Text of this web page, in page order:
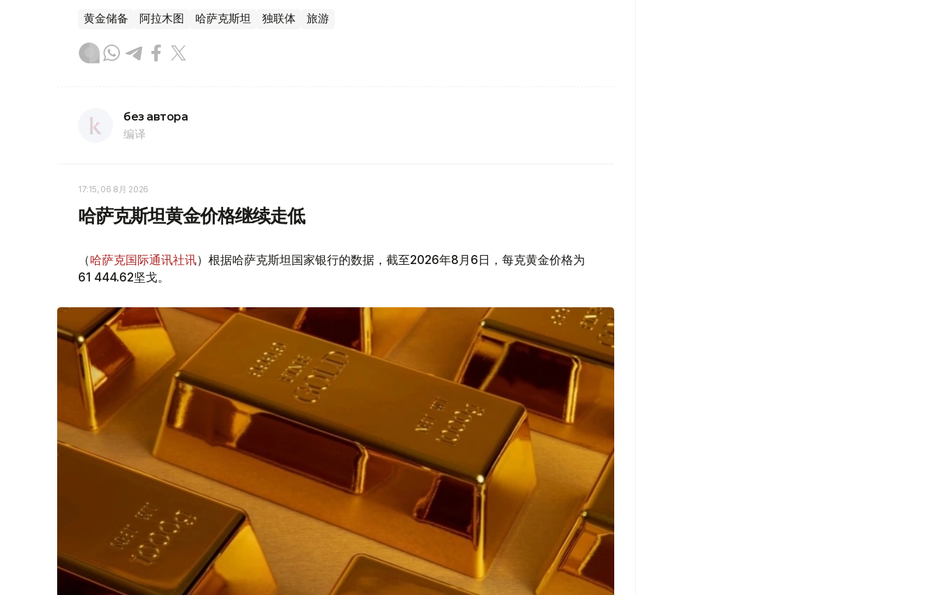
黄金储备 阿拉木图 哈萨克斯坦 独联体 旅游
без автора
编译
17:15, 06 8月 2026
哈萨克斯坦黄金价格继续走低
（哈萨克国际通讯社讯）根据哈萨克斯坦国家银行的数据，截至2026年8月6日，每克黄金价格为
61 444.62坚戈。